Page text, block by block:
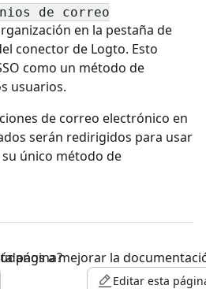
de correo
en la pestaña de
conector de Logto. Esto
como un método de
usuarios.
de correo electrónico en
serán redirigidos para usar
único método de
página?a mejorar la
Editar esta